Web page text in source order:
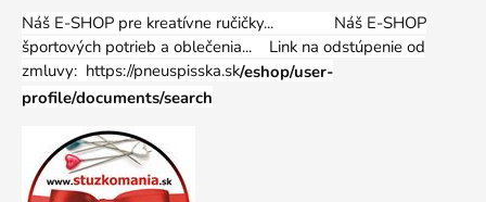
Náš E-SHOP pre kreatívne ručičky... Náš E-SHOP
športových potrieb a oblečenia... Link na odstúpenie od
zmluvy: https://pneuspisska.sk/eshop/user-
profile/documents/search